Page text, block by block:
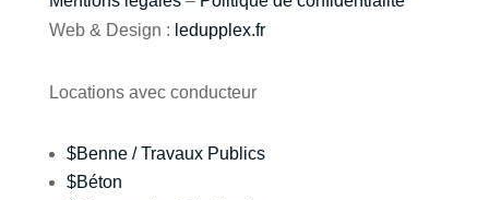
Web & Design : ledupplex.fr
Locations avec conducteur
$Benne / Travaux Publics
$Béton